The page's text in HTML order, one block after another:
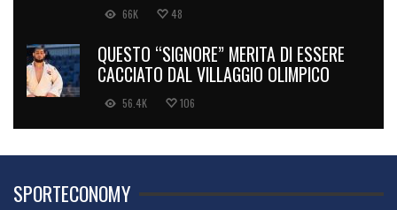
66K 48
QUESTO “SIGNORE” MERITA DI ESSERE
CACCIATO DAL VILLAGGIO OLIMPICO
56.4K 106
SPORTECONOMY